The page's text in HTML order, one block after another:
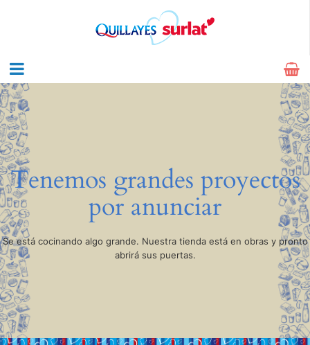
Tenemos grandes proyectos
por anunciar
Se está cocinando algo grande. Nuestra tienda está en obras y pronto
abrirá sus puertas.